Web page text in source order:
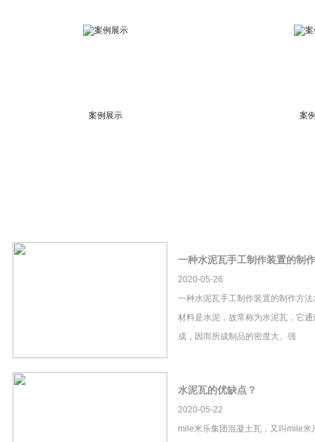
案例展示 案
一种水泥瓦手工制作装置的制
2020-05-26
一种水泥瓦手工制作装置的制作方
材料是水泥，故常称为水泥瓦，它
成，因而所成制品的密度大、强
水泥瓦的优缺点？
2020-05-22
mile米乐集团混凝土瓦，又叫mile米